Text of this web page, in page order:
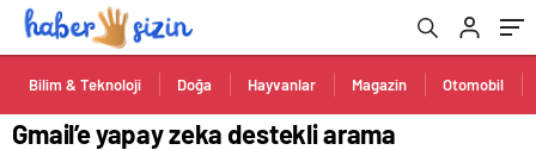
Bilim & Teknoloji Doğa Hayvanlar Magazin Otomobil
Gmail’e yapay zeka destekli arama